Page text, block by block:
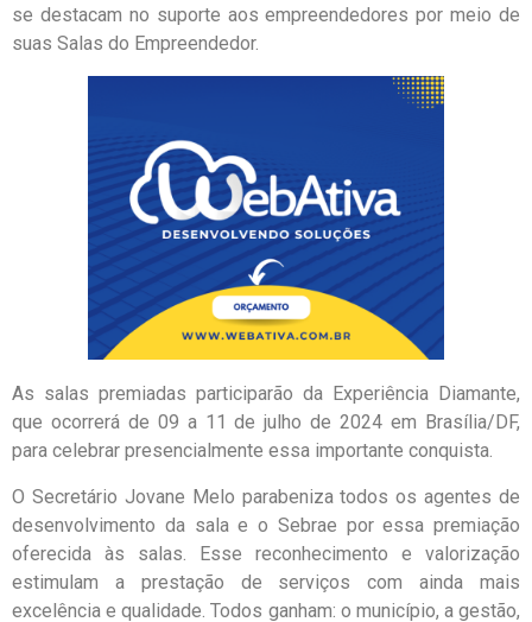
se destacam no suporte aos empreendedores por meio de
suas Salas do Empreendedor.
As salas premiadas participarão da Experiência Diamante,
que ocorrerá de 09 a 11 de julho de 2024 em Brasília/DF,
para celebrar presencialmente essa importante conquista.
O Secretário Jovane Melo parabeniza todos os agentes de
desenvolvimento da sala e o Sebrae por essa premiação
oferecida às salas. Esse reconhecimento e valorização
estimulam a prestação de serviços com ainda mais
excelência e qualidade. Todos ganham: o município, a gestão,